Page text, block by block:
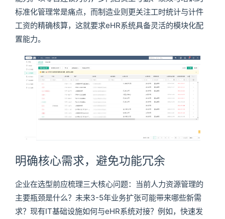
标准化管理常是痛点，而制造业则更关注工时统计与计件
工资的精确核算，这就要求eHR系统具备灵活的模块化配
置能力。
明确核心需求，避免功能冗余
企业在选型前应梳理三大核心问题：当前人力资源管理的
主要瓶颈是什么？未来3-5年业务扩张可能带来哪些新需
求？现有IT基础设施如何与eHR系统对接？例如，快速发